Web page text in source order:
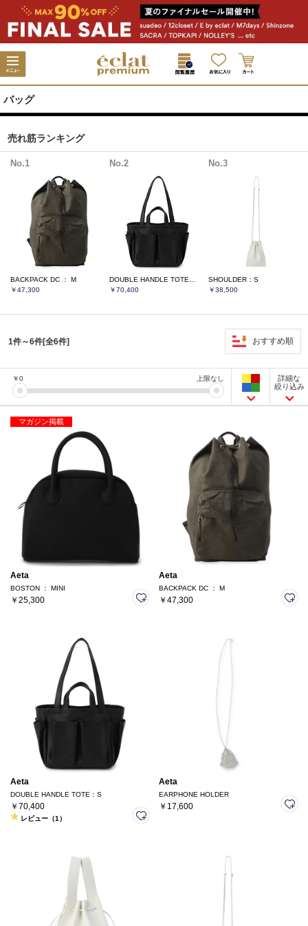
バッグ
売れ筋ランキング
No.1
BACKPACK DC ： M
￥47,300
No.2
￥70,400
No.3
SHOULDER：S
￥38,500
1件～6件[全6件] おすすめ順
￥0 上限なし
詳細な
絞り込み
マガジン掲載
Aeta
BOSTON ： MINI
￥25,300
Aeta
BACKPACK DC ： M
￥47,300
Aeta
DOUBLE HANDLE TOTE：S
￥70,400
レビュー（1）
Aeta
EARPHONE HOLDER
￥17,600